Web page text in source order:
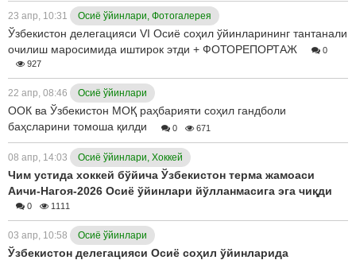
23 апр, 10:31 Осиё ўйинлари, Фотогалерея
Ўзбекистон делегацияси VI Осиё соҳил ўйинларининг тантанали
очилиш маросимида иштирок этди + ФОТОРЕПОРТАЖ
0
927
22 апр, 08:46 Осиё ўйинлари
ООК ва Ўзбекистон МОҚ раҳбарияти соҳил гандболи
баҳсларини томоша қилди
0 671
08 апр, 14:03 Осиё ўйинлари, Хоккей
Чим устида хоккей бўйича Ўзбекистон терма жамоаси
Аичи-Нагоя-2026 Осиё ўйинлари йўлланмасига эга чиқди
0 1111
03 апр, 10:58 Осиё ўйинлари
Ўзбекистон делегацияси Осиё соҳил ўйинларида